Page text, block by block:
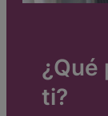
¿Qué
ti?